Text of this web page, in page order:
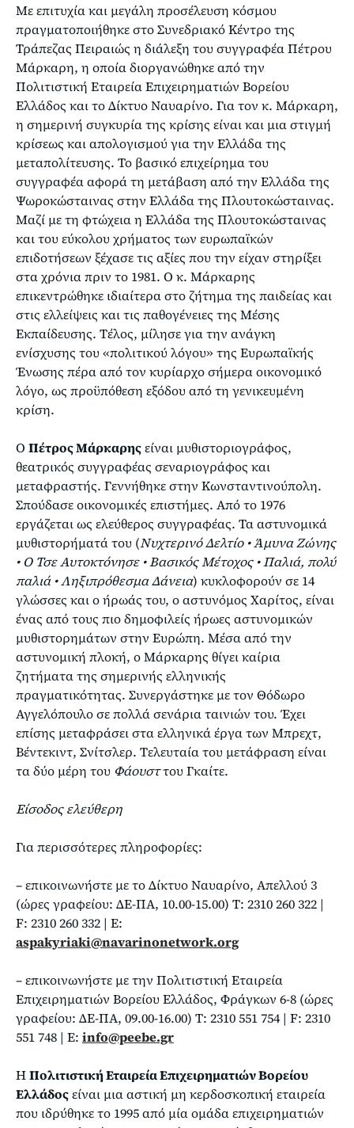
Με επιτυχία και μεγάλη προσέλευση κόσμου
πραγματοποιήθηκε στο Συνεδριακό Κέντρο της
Τράπεζας Πειραιώς η διάλεξη του συγγραφέα Πέτρου
Μάρκαρη, η οποία διοργανώθηκε από την
Πολιτιστική Εταιρεία Επιχειρηματιών Βορείου
Ελλάδος και το Δίκτυο Ναυαρίνο. Για τον κ. Μάρκαρη,
η σημερινή συγκυρία της κρίσης είναι και μια στιγμή
κρίσεως και απολογισμού για την Ελλάδα της
μεταπολίτευσης. Το βασικό επιχείρημα του
συγγραφέα αφορά τη μετάβαση από την Ελλάδα της
Ψωροκώσταινας στην Ελλάδα της Πλουτοκώσταινας.
Μαζί με τη φτώχεια η Ελλάδα της Πλουτοκώσταινας
και του εύκολου χρήματος των ευρωπαϊκών
επιδοτήσεων ξέχασε τις αξίες που την είχαν στηρίξει
στα χρόνια πριν το 1981. Ο κ. Μάρκαρης
επικεντρώθηκε ιδιαίτερα στο ζήτημα της παιδείας και
στις ελλείψεις και τις παθογένειες της Μέσης
Εκπαίδευσης. Τέλος, μίλησε για την ανάγκη
ενίσχυσης του «πολιτικού λόγου» της Ευρωπαϊκής
Ένωσης πέρα από τον κυρίαρχο σήμερα οικονομικό
λόγο, ως προϋπόθεση εξόδου από τη γενικευμένη
κρίση.
Ο Πέτρος Μάρκαρηςείναι μυθιστοριογράφος,
θεατρικός συγγραφέας σεναριογράφος και
μεταφραστής. Γεννήθηκε στην Κωνσταντινούπολη.
Σπούδασε οικονομικές επιστήμες. Από το 1976
εργάζεται ως ελεύθερος συγγραφέας. Τα αστυνομικά
μυθιστορήματά του (Νυχτερινό Δελτίο • Άμυνα Ζώνης
• Ο Τσε Αυτοκτόνησε • Βασικός Μέτοχος • Παλιά, πολύ
παλιά • Ληξιπρόθεσμα Δάνεια) κυκλοφορούν σε 14
γλώσσες και ο ήρωάς του, ο αστυνόμος Χαρίτος, είναι
ένας από τους πιο δημοφιλείς ήρωες αστυνομικών
μυθιστορημάτων στην Ευρώπη. Μέσα από την
αστυνομική πλοκή, ο Μάρκαρης θίγει καίρια
ζητήματα της σημερινής ελληνικής
πραγματικότητας. Συνεργάστηκε με τον Θόδωρο
Αγγελόπουλο σε πολλά σενάρια ταινιών του. Έχει
επίσης μεταφράσει στα ελληνικά έργα των Μπρεχτ,
Βέντεκιντ, Σνίτσλερ. Τελευταία του μετάφραση είναι
τα δύο μέρη του Φάουσττου Γκαίτε.
Είσοδος ελεύθερη
Για περισσότερες πληροφορίες:
– επικοινωνήστε με το Δίκτυο Ναυαρίνο, Απελλού 3
(ώρες γραφείου: ΔΕ-ΠΑ, 10.00-15.00) Τ: 2310 260 322 |
F: 2310 260 332 | Ε:
aspakyriaki@navarinonetwork.org
– επικοινωνήστε με την Πολιτιστική Εταιρεία
Επιχειρηματιών Βορείου Ελλάδος, Φράγκων 6-8 (ώρες
γραφείου: ΔΕ-ΠΑ, 09.00-16.00) Τ: 2310 551 754 | F: 2310
551 748 | E: info@peebe.gr
ΗΠολιτιστική Εταιρεία Επιχειρηματιών Βορείου
Ελλάδοςείναι μια αστική μη κερδοσκοπική εταιρεία
που ιδρύθηκε το 1995 από μία ομάδα επιχειρηματιών